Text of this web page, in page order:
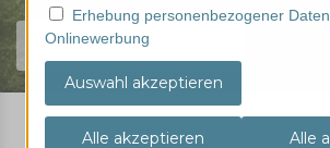
Finde dein Erlebnis...
Helikopterflug
Erhebung personenbezogener
Onlinewerbung